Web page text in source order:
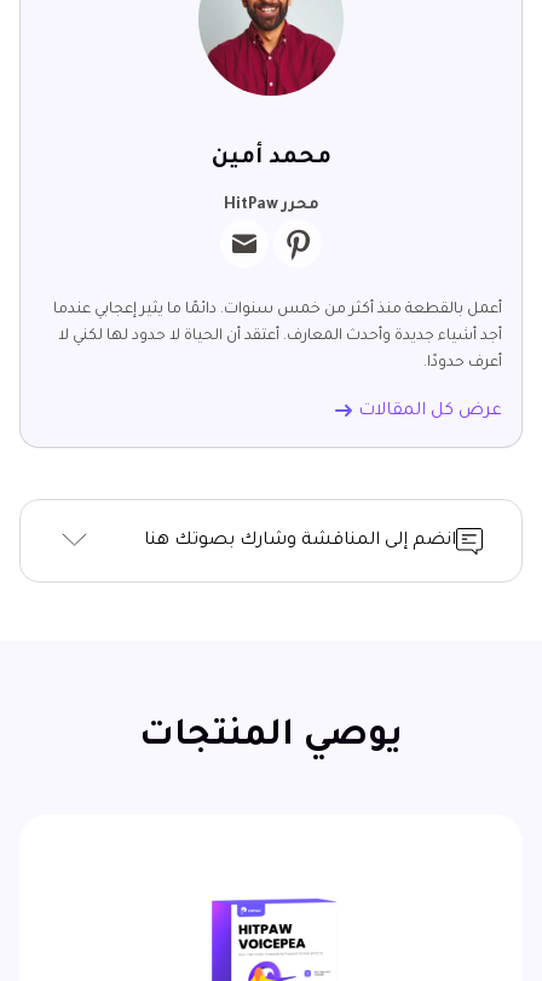
محمد أمين
محرر HitPaw
أعمل بالقطعة منذ أكثر من خمس سنوات. دائمًا ما يثير إعجابي عندما
أجد أشياء جديدة وأحدث المعارف. أعتقد أن الحياة لا حدود لها لكني لا
أعرف حدودًا.
عرض كل المقالات
انضم إلى المناقشة وشارك بصوتك هنا
يوصي المنتجات